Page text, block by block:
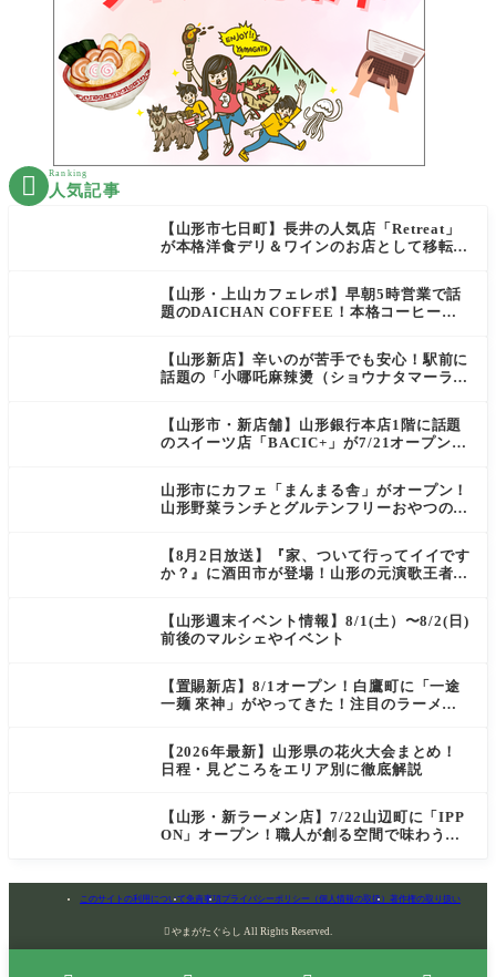
 Ranking
人気記事
【山形市七日町】長井の人気店「Retreat」
が本格洋食デリ＆ワインのお店として移転オ
【山形・上山カフェレポ】早朝5時営業で話
題のDAICHAN COFFEE！本格コーヒーを
【山形新店】辛いのが苦手でも安心！駅前に
話題の「小哪吒麻辣燙（ショウナタマーラー
【山形市・新店舗】山形銀行本店1階に話題
のスイーツ店「BACIC+」が7/21オープン！
山形市にカフェ「まんまる舎」がオープン！
山形野菜ランチとグルテンフリーおやつの新
【8月2日放送】『家、ついて行ってイイです
か？』に酒田市が登場！山形の元演歌王者
【山形週末イベント情報】8/1(土）〜8/2(日)
前後のマルシェやイベント
【置賜新店】8/1オープン！白鷹町に「一途
一麺 來神」がやってきた！注目のラーメン
【2026年最新】山形県の花火大会まとめ！
日程・見どころをエリア別に徹底解説
【山形・新ラーメン店】7/22山辺町に「IPP
ON」オープン！職人が創る空間で味わう
このサイトの利用について免責事項プライバシーポリシー（個人情報の取扱） 著作権の取り扱い
 やまがたぐらし All Rights Reserved.